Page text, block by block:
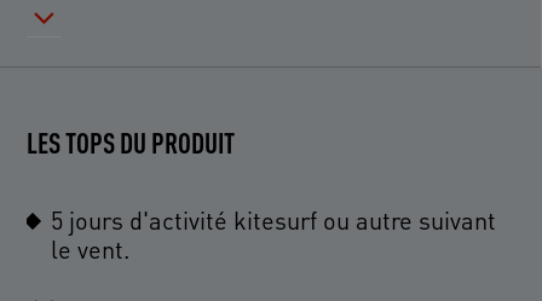
LES TOPS DU PRODUIT
5 jours d'activité kitesurf ou autre suivant
le vent.